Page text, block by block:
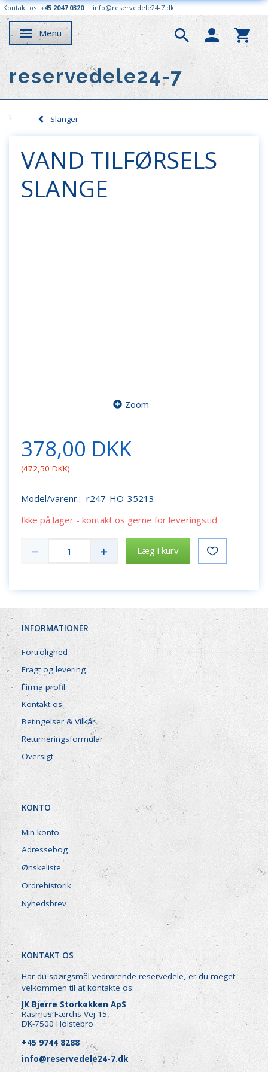
Kontakt os: +45 2047 0320 info@reservedele24-7.dk
Skifte navigation
Menu
reservedele24-7
Slanger
VAND TILFØRSELS
SLANGE
Zoom
378,00 DKK
(472,50 DKK)
Model/varenr.: r247-HO-35213
Ikke på lager - kontakt os gerne for leveringstid
Læg i kurv
INFORMATIONER
Fortrolighed
Fragt og levering
Firma profil
Kontakt os
Betingelser & Vilkår
Returneringsformular
Oversigt
KONTO
Min konto
Adressebog
Ønskeliste
Ordrehistorik
Nyhedsbrev
KONTAKT OS
Har du spørgsmål vedrørende reservedele, er du meget
velkommen til at kontakte os:
JK Bjerre Storkøkken ApS
Rasmus Færchs Vej 15,
DK-7500 Holstebro
+45 9744 8288
info@reservedele24-7.dk